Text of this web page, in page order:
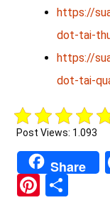
https://
dot-tai-
https://
dot-tai-
Post Views: 1.093
Share